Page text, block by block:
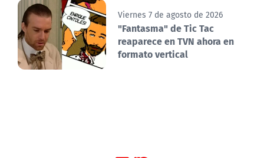
Viernes 7 de agosto de 2026
"Fantasma" de Tic Tac
reaparece en TVN ahora en
formato vertical